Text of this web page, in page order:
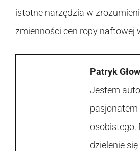
istotne narzędzia w
zmienności cen ropy naftowej
Patryk
Jestem
osobistego.
dzielenie